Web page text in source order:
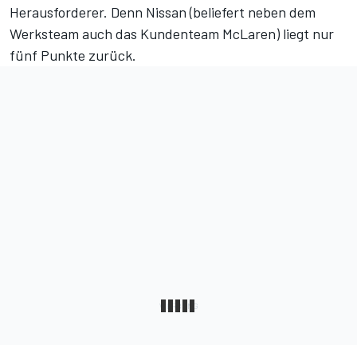
Herausforderer. Denn Nissan (beliefert neben dem
Werksteam auch das Kundenteam McLaren) liegt nur
fünf Punkte zurück.